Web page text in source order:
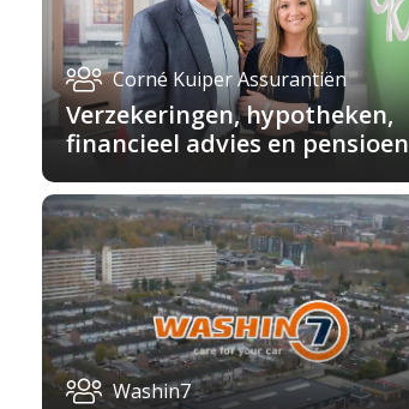
Corné Kuiper Assurantiën
Verzekeringen, hypotheken,
financieel advies en pensioen
Washin7